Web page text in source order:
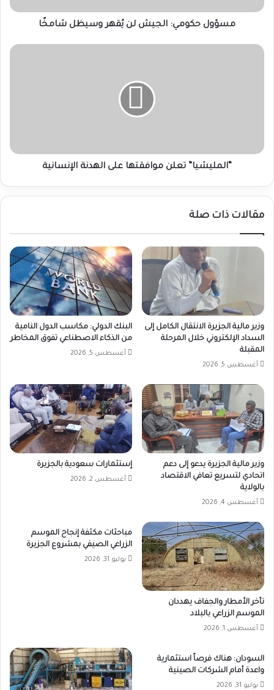
مسؤول حكومي: الجيش لن يُقهر وسيظل شامخًا
“المليشيا”
“المليشيا” تعلن موافقتها على الهدنة الإنسانية
مقالات ذات صلة
وزير مالية الجزيرة الانتقال الكامل إلى
السداد الإلكتروني خلال المرحلة
المقبلة
أغسطس 5, 2026
البنك الدولي: مكاسب الدول النامية
من الذكاء الاصطناعي تفوق المخاطر
أغسطس 5, 2026
وزير مالية الجزيرة يدعو إلى دعم
اتحادي لتسريع تعافي الاقتصاد
بالولاية
أغسطس 4, 2026
إستثمارات سعودية بالجزيرة
أغسطس 2, 2026
تأخر الأمطار والجفاف يهددان
الموسم الزراعي بالبلاد
أغسطس 1, 2026
مباحثات مكثفة إنجاح الموسم
الزراعي الصيفي بمشروع الجزيرة
يوليو 31, 2026
السودان: هناك فرصاً استثمارية
واعدة أمام الشركات الصينية
يوليو 31, 2026